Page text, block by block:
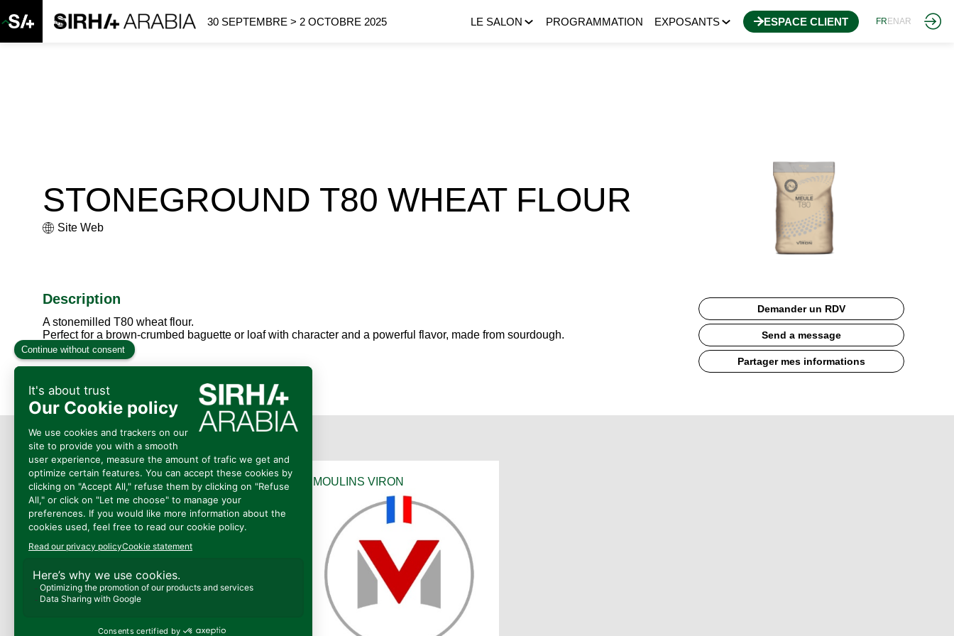
30 SEPTEMBRE > 2 OCTOBRE 2025 LE SALON PROGRAMMATION EXPOSANTS ESPACE CLIENT FR ENAR
STONEGROUND T80 WHEAT FLOUR
Site Web
Demander un RDV
Send a message
Partager mes informations
Description
A stonemilled T80 wheat flour.
Perfect for a brown-crumbed baguette or loaf with character and a powerful flavor, made from sourdough.
Présenté
Par MOULINS VIRON